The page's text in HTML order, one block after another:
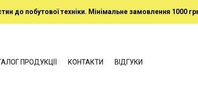
до побутової техніки. Мінімальне замовлення 1000
ПРОДУКЦІЇ КОНТАКТИ ВІДГУКИ